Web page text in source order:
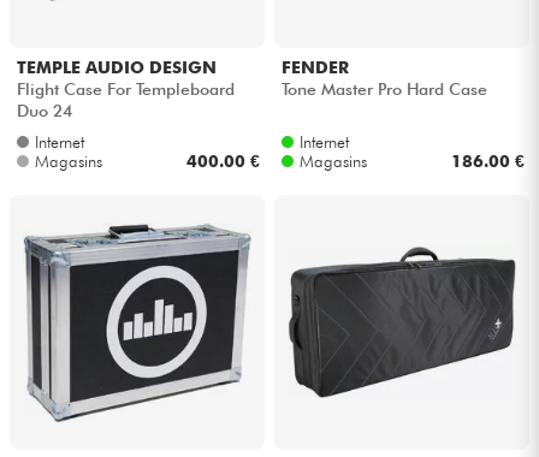
Eclairage
Batteries & Percu
Vents
TEMPLE AUDIO DESIGN
Flight Case For Templeboard
Duo 24
Internet
Magasins
400.00 €
FENDER
Tone Master Pro Hard Case
Internet
Magasins
186.00 €